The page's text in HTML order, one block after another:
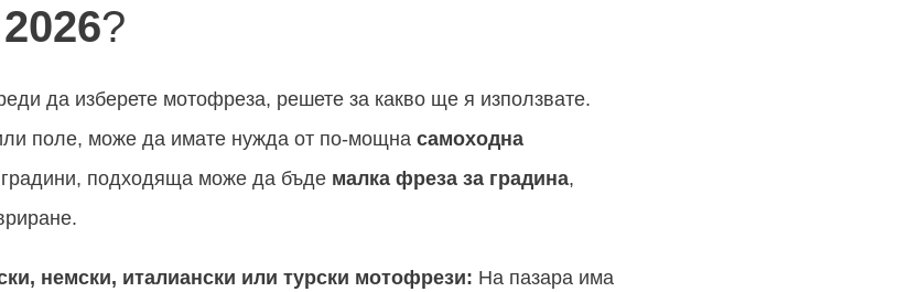
2026?
да изберете мотофреза, решете за какво ще я използвате.
поле, може да имате нужда от по-мощна самоходна
подходяща може да бъде малка фреза за градина,
немски, италиански или турски мотофрези: На пазара има